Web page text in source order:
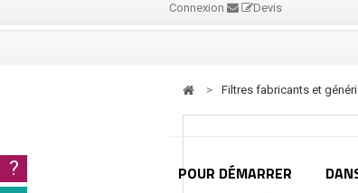
Connexion Devis
POUR DÉMARRER
> filtres fabricants et
?